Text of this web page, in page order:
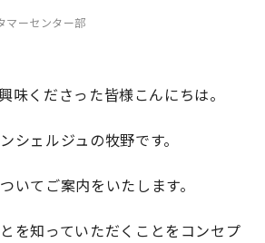
～20:00 定休日／年末年始
マーセンター部
くださった皆様こんにちは。
シェルジュの牧野です。
いてご案内をいたします。
を知っていただくことをコンセプ